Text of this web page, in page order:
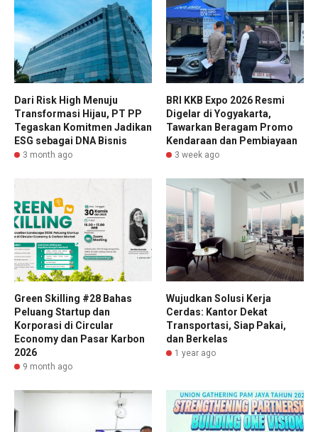
Dari Risk High Menuju
Transformasi Hijau, PT PP
Tegaskan Komitmen Jadikan
ESG sebagai DNA Bisnis
3 month ago
BRI KKB Expo 2026 Resmi
Digelar di Yogyakarta,
Tawarkan Beragam Promo
Kendaraan dan Pembiayaan
3 week ago
Green Skilling #28 Bahas
Peluang Startup dan
Korporasi di Circular
Economy dan Pasar Karbon
2026
9 month ago
Wujudkan Solusi Kerja
Cerdas: Kantor Dekat
Transportasi, Siap Pakai,
dan Berkelas
1 year ago